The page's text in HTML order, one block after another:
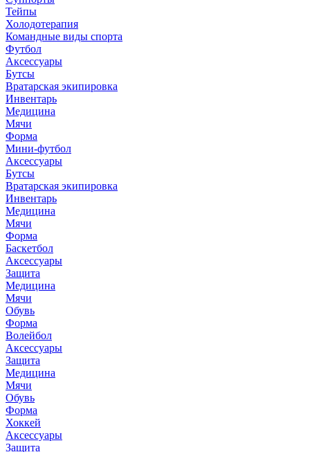
Тейпы
Холодотерапия
Командные виды спорта
Футбол
Аксессуары
Бутсы
Вратарская экипировка
Инвентарь
Медицина
Мячи
Форма
Мини-футбол
Аксессуары
Бутсы
Вратарская экипировка
Инвентарь
Медицина
Мячи
Форма
Баскетбол
Аксессуары
Защита
Медицина
Мячи
Обувь
Форма
Волейбол
Аксессуары
Защита
Медицина
Мячи
Обувь
Форма
Хоккей
Аксессуары
Защита